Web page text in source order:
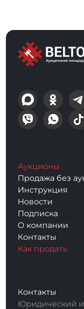
Аукционы
Продажа без
Инструкция
Новости
Подписка
О компании
Контакты
Как продать
Контакты
Юридический